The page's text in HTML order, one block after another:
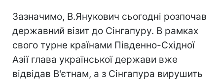
Зазначимо, В.Янукович сьогодні розпочав
державний візит до Сінгапуру. В рамках
свого турне країнами Південно-Східної
Азії глава української держави вже
відвідав В'єтнам, а з Сінгапура вирушить